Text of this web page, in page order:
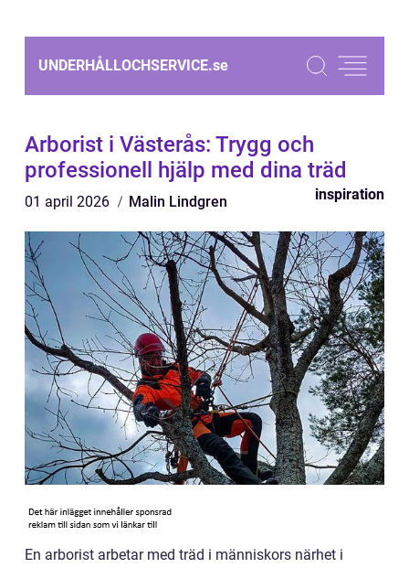
UNDERHÅLLOCHSERVICE.se
Arborist i Västerås: Trygg och
professionell hjälp med dina träd
01 april 2026 Malin Lindgren inspiration
En arborist arbetar med träd i människors närhet i